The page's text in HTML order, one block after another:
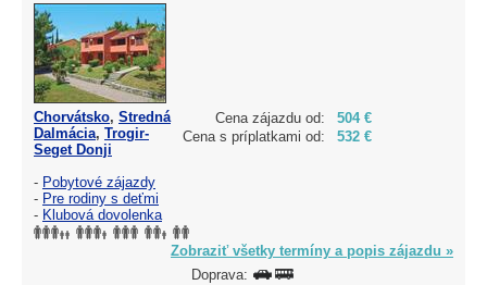
Cena zájazdu od:
504 €
Cena s príplatkami od:
532 €
Chorvátsko, Stredná
Dalmácia, Trogir-
Seget Donji
- Pobytové zájazdy
- Pre rodiny s deťmi
- Klubová dovolenka
Zobraziť všetky termíny a popis zájazdu »
Doprava: